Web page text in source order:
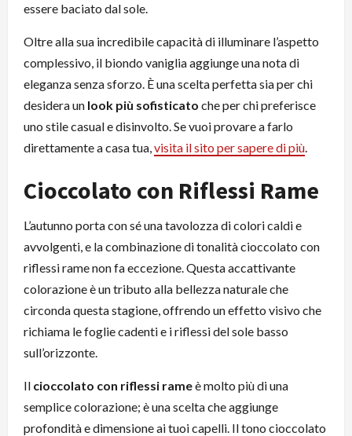
essere baciato dal sole.
Oltre alla sua incredibile capacità di illuminare l’aspetto
complessivo, il biondo vaniglia aggiunge una nota di
eleganza senza sforzo. È una scelta perfetta sia per chi
desidera un look più sofisticato che per chi preferisce
uno stile casual e disinvolto. Se vuoi provare a farlo
direttamente a casa tua,visita il sito per sapere di più.
Cioccolato con Riflessi Rame
L’autunno porta con sé una tavolozza di colori caldi e
avvolgenti, e la combinazione di tonalità cioccolato con
riflessi rame non fa eccezione. Questa accattivante
colorazione è un tributo alla bellezza naturale che
circonda questa stagione, offrendo un effetto visivo che
richiama le foglie cadenti e i riflessi del sole basso
sull’orizzonte.
Il cioccolato con riflessi rameè molto più di una
semplice colorazione; è una scelta che aggiunge
profondità e dimensione ai tuoi capelli. Il tono cioccolato